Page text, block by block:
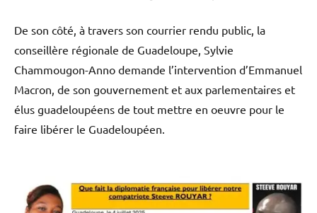
De son côté, à travers son courrier rendu public, la
conseillère régionale de Guadeloupe, Sylvie
Chammougon-Anno demande l’intervention d’Emmanuel
Macron, de son gouvernement et aux parlementaires et
élus guadeloupéens de tout mettre en oeuvre pour le
faire libérer le Guadeloupéen.